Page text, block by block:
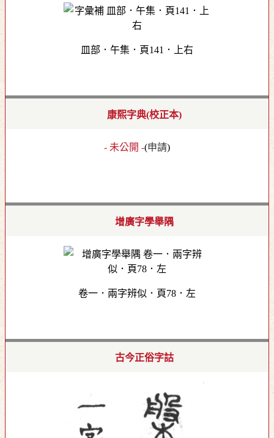
皿部．午集．頁141．上右
康熙字典(校正本)
- 未公開 -(申請)
增廣字學舉隅
卷一．兩字辨似．頁78．左
古今正俗字詁